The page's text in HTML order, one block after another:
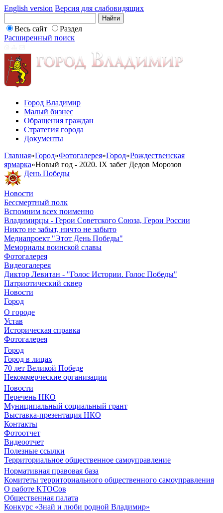
English version Версия для слабовидящих
Весь сайт
Раздел
Расширенный поиск
Город Владимир
Малый бизнес
Обращения граждан
Стратегия города
Документы
Главная»Город»Фотогалерея»Город»Рождественская
ярмарка»Новый год - 2020. IX забег Дедов Морозов
День Победы
Новости
Бессмертный полк
Вспомним всех поименно
Владимирцы - Герои Советского Союза, Герои России
Никто не забыт, ничто не забыто
Медиапроект "Этот День Победы"
Мемориалы воинской славы
Фотогалерея
Видеогалерея
Диктор Левитан - "Голос Истории. Голос Победы"
Патриотический сквер
Новости
Город
О городе
Устав
Историческая справка
Фотогалерея
Город
Город в лицах
70 лет Великой Победе
Некоммерческие организации
Новости
Перечень НКО
Муниципальный социальный грант
Выставка-презентация НКО
Контакты
Фотоотчет
Видеоотчет
Полезные ссылки
Территориальное общественное самоуправление
Нормативная правовая база
Комитеты территориального общественного самоуправления
О работе КТОСов
Общественная палата
Конкурс «Знай и люби родной Владимир»